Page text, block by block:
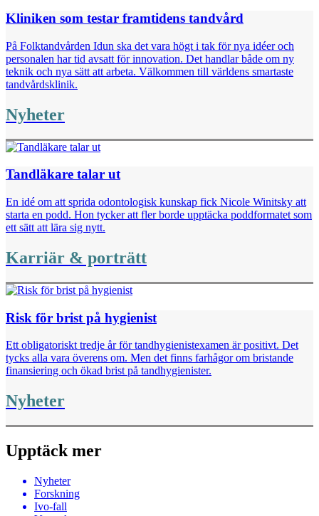
Kliniken som testar framtidens tandvård
På Folktandvården Idun ska det vara högt i tak för nya idéer och
personalen har tid avsatt för innovation. Det handlar både om ny
teknik och nya sätt att arbeta. Välkommen till världens smartaste
tandvårdsklinik.
Nyheter
Tandläkare talar ut
En idé om att sprida odontologisk kunskap fick Nicole Winitsky att
starta en podd. Hon tycker att fler borde upptäcka poddformatet som
ett sätt att lära sig nytt.
Karriär & porträtt
Risk för brist på hygienist
Ett obligatoriskt tredje år för tandhygienist­examen är positivt. Det
tycks alla vara överens om. Men det finns farhågor om bristande
finansiering och ökad brist på tandhygienister.
Nyheter
Upptäck mer
Nyheter
Forskning
Ivo-fall